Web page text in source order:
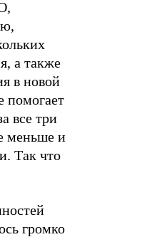
а также
в новой
помогает
все три
меньше и
Так что
громко